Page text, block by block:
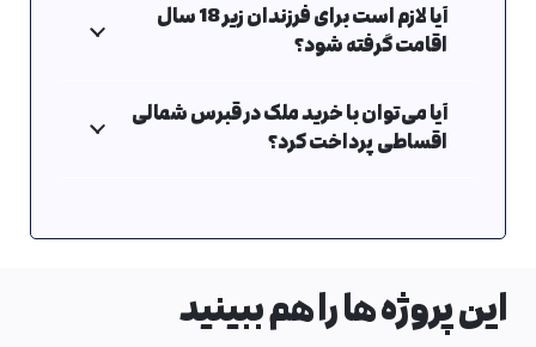
آیا لازم است برای فرزندان زیر 18 سال
اقامت گرفته شود؟
آیا می‌توان با خرید ملک در قبرس شمالی
اقساطی پرداخت کرد؟
این پروژه ها را هم ببینید